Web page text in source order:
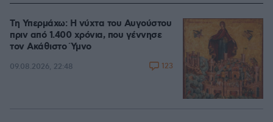
Τη Υπερμάχω: Η νύχτα του Αυγούστου
πριν από 1.400 χρόνια, που γέννησε
τον Ακάθιστο Ύμνο
09.08.2026, 22:48 123